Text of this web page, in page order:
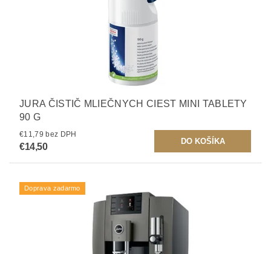
JURA ČISTIČ MLIEČNYCH CIEST MINI TABLETY
90 G
€11,79 bez DPH
€14,50
Doprava zadarmo